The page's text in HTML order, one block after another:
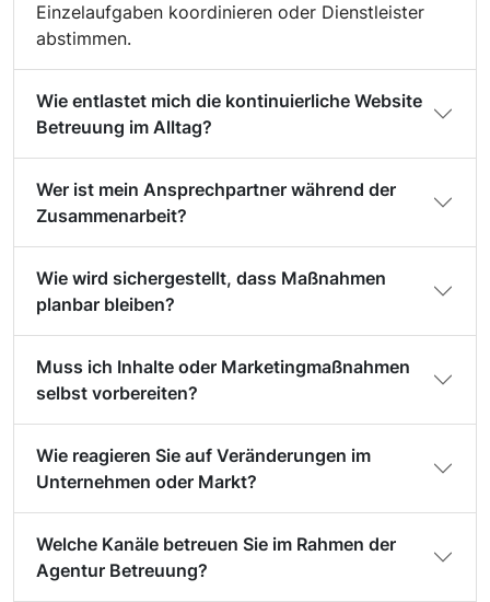
Einzelaufgaben koordinieren oder Dienstleister
abstimmen.
Wie entlastet mich die kontinuierliche Website
Betreuung im Alltag?
Wer ist mein Ansprechpartner während der
Zusammenarbeit?
Wie wird sichergestellt, dass Maßnahmen
planbar bleiben?
Muss ich Inhalte oder Marketingmaßnahmen
selbst vorbereiten?
Wie reagieren Sie auf Veränderungen im
Unternehmen oder Markt?
Welche Kanäle betreuen Sie im Rahmen der
Agentur Betreuung?